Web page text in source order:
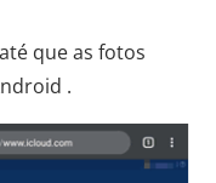
que as fotos
.